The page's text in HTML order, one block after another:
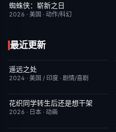
TC中字
蜘蛛侠：崭新之日
2026 · 美国 · 动作/科幻
最近更新
今日更新
遥远之处
2024 · 美国 / 印度 · 剧情/喜剧
更新至第05集
花织同学转生后还是想干架
2026 · 日本 · 动画